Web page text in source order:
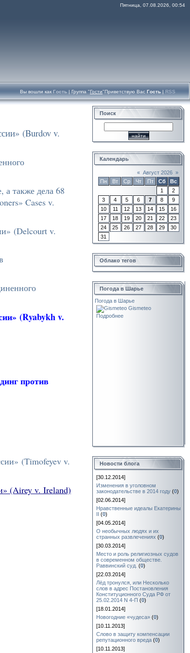
Пятница, 07.08.2026, 00:54
Вы вошли как Гость | Группа "Гости"Приветствую Вас Гость | RSS
(Burdov v.
а также дела 68
Cases v.
(Delcourt v.
(Ryabykh v.
против
(Timofeyev v.
» (Airey v. Ireland)
Поиск
Календарь
« Август 2026 »
Пн
Вт Ср Чт Пт Сб
Вс
1
2
3
4 5 6 7 8
9
10
11 12 13 14 15
16
17
18 19 20 21 22
23
24
25 26 27 28 29
30
31
Облако тегов
Погода в Шарье
Погода в Шарье
Gismeteo
Подробнее
Новости блога
[30.12.2014]
Изменения в уголовном
законодательстве в 2014 году (0)
[02.06.2014]
Нравственные идеалы Екатерины
II (0)
[04.05.2014]
О необычных людях и их
странных развлечениях (0)
[30.03.2014]
Место и роль религиозных судов
в современном обществе.
Раввинский суд. (0)
[22.03.2014]
Лёд тронулся, или Несколько
слов в адрес Постановления
Конституционного Суда РФ от
25.02.2014 N 4-П (0)
[18.01.2014]
Новогодние «чудеса» (0)
[10.11.2013]
Слово в защиту компенсации
репутационного вреда (0)
[10.11.2013]